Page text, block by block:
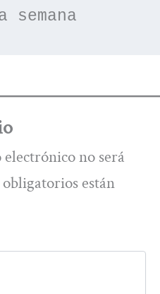
no será
obligatorios están